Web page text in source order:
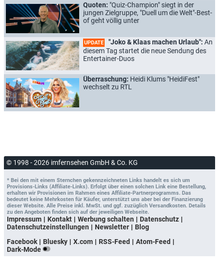
Quoten: "Quiz-Champion" siegt in der
jungen Zielgruppe, "Duell um die Welt"-Best-
of geht völlig unter
UPDATE "Joko & Klaas machen Urlaub": An
diesem Tag startet die neue Sendung des
Entertainer-Duos
Überraschung: Heidi Klums "HeidiFest"
wechselt zu RTL
© 1998 - 2026 imfernsehen GmbH & Co. KG
* Bei den mit einem Sternchen gekennzeichneten Links handelt es sich um
Provisions-Links (Affiliate-Links). Erfolgt über einen solchen Link eine Bestellung,
erhalten wir Provisionen im Rahmen eines Affiliate-Partnerprogramms. Das
bedeutet keine Mehrkosten für Käufer, unterstützt uns aber bei der Finanzierung
dieser Website. Alle Preise inkl. MwSt. und ggf. zuzüglich Versandkosten. Details
zu den Angeboten finden sich auf der jeweiligen Webseite.
Impressum Kontakt Werbung schalten
Datenschutz
Datenschutzeinstellungen
Newsletter
Blog
Facebook
Bluesky X.com RSS-Feed
Atom-Feed
Dark-Mode